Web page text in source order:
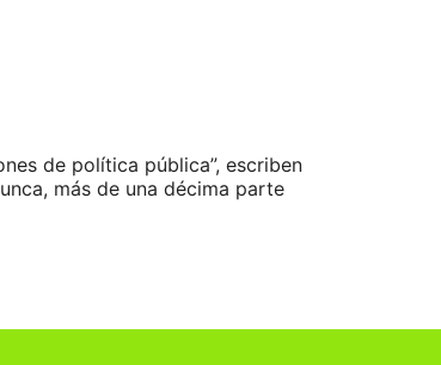
de política pública”, escriben
más de una décima parte